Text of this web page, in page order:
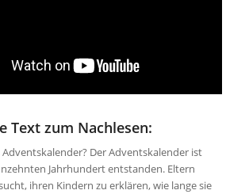
Text zum Nachlesen:
Der Adventskalender ist
Jahrhundert entstanden. Eltern
ihren Kindern zu erklären, wie lange sie